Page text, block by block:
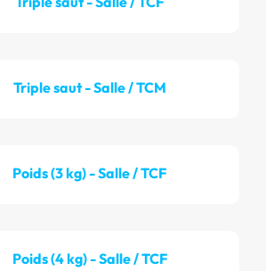
Triple saut - Salle / TCM
Poids (3 kg) - Salle / TCF
Poids (4 kg) - Salle / TCF